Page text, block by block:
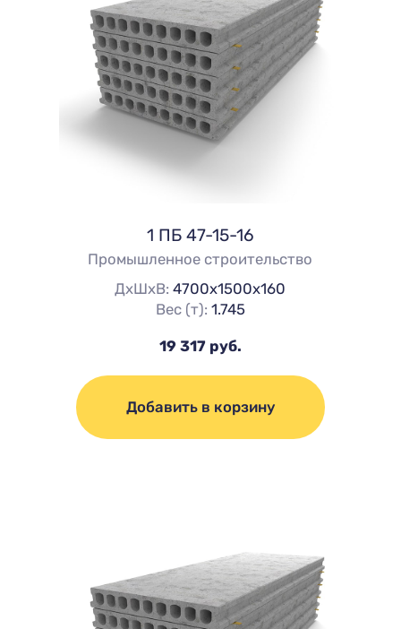
1 ПБ 47-15-16
Промышленное строительство
ДхШхВ:4700х1500х160
Вес (т): 1.745
19 317 руб.
Добавить в корзину